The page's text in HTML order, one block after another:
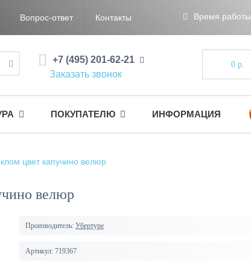
Вопрос-ответ Контакты Время работы
+7 (495) 201-62-21
Заказать звонок
0 р.
ПОКУПАТЕЛЮ ИНФОРМАЦИЯ
цвет капучино велюр
велюр
Производитель: Убертуре
Артикул: 719367